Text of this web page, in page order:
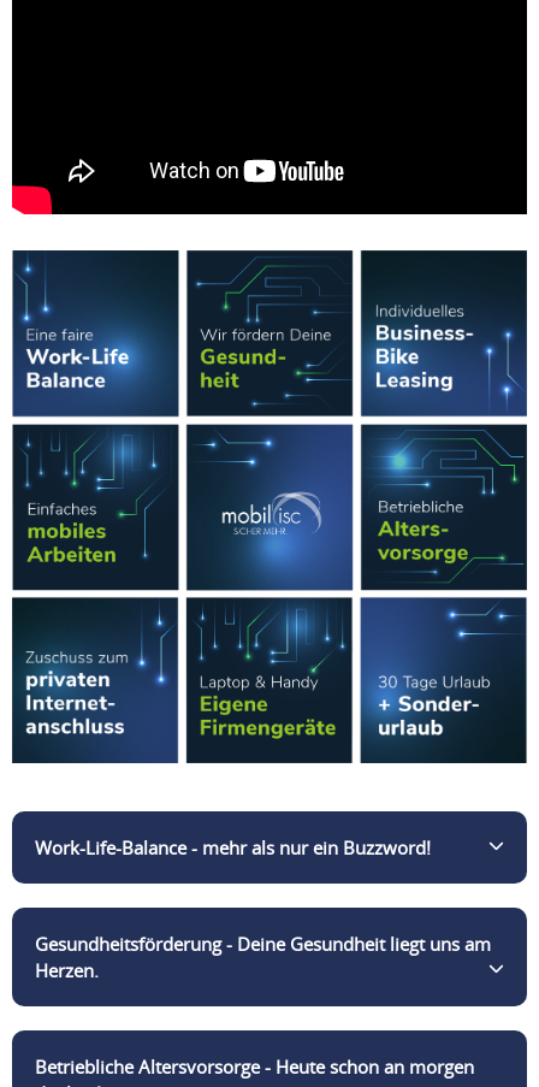
Work-Life-Balance - mehr als nur ein Buzzword!
heraufordernden Aufgaben und der Harmonie
Deinen Arbeitstag ideal mit deinem Privatleben in
Gesundheitsförderung - Deine Gesundheit liegt uns am
Herzen.
Ausstattung bleibst Du körperlich fit. Zusätzlich
Betriebliche Altersvorsorge - Heute schon an morgen